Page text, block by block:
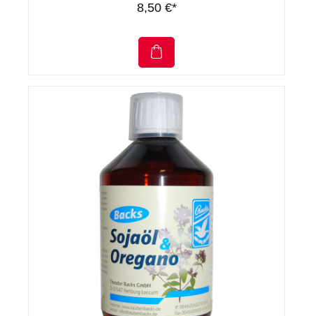
8,50 €*